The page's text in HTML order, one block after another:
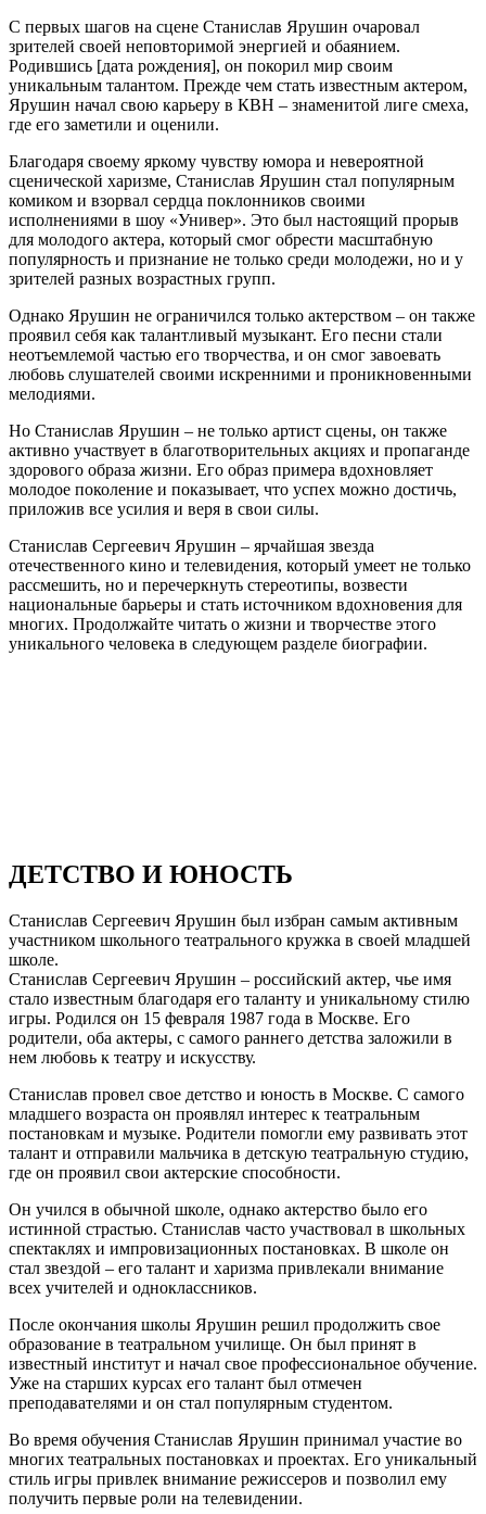
С первых шагов на сцене Станислав Ярушин очаровал
зрителей своей неповторимой энергией и обаянием.
Родившись [дата рождения], он покорил мир своим
уникальным талантом. Прежде чем стать известным актером,
Ярушин начал свою карьеру в КВН – знаменитой лиге смеха,
где его заметили и оценили.
Благодаря своему яркому чувству юмора и невероятной
сценической харизме, Станислав Ярушин стал популярным
комиком и взорвал сердца поклонников своими
исполнениями в шоу «Универ». Это был настоящий прорыв
для молодого актера, который смог обрести масштабную
популярность и признание не только среди молодежи, но и у
зрителей разных возрастных групп.
Однако Ярушин не ограничился только актерством – он также
проявил себя как талантливый музыкант. Его песни стали
неотъемлемой частью его творчества, и он смог завоевать
любовь слушателей своими искренними и проникновенными
мелодиями.
Но Станислав Ярушин – не только артист сцены, он также
активно участвует в благотворительных акциях и пропаганде
здорового образа жизни. Его образ примера вдохновляет
молодое поколение и показывает, что успех можно достичь,
приложив все усилия и веря в свои силы.
Станислав Сергеевич Ярушин – ярчайшая звезда
отечественного кино и телевидения, который умеет не только
рассмешить, но и перечеркнуть стереотипы, возвести
национальные барьеры и стать источником вдохновения для
многих. Продолжайте читать о жизни и творчестве этого
уникального человека в следующем разделе биографии.
ДЕТСТВО И ЮНОСТЬ
Станислав Сергеевич Ярушин был избран самым активным
участником школьного театрального кружка в своей младшей
школе.
Станислав Сергеевич Ярушин – российский актер, чье имя
стало известным благодаря его таланту и уникальному стилю
игры. Родился он 15 февраля 1987 года в Москве. Его
родители, оба актеры, с самого раннего детства заложили в
нем любовь к театру и искусству.
Станислав провел свое детство и юность в Москве. С самого
младшего возраста он проявлял интерес к театральным
постановкам и музыке. Родители помогли ему развивать этот
талант и отправили мальчика в детскую театральную студию,
где он проявил свои актерские способности.
Он учился в обычной школе, однако актерство было его
истинной страстью. Станислав часто участвовал в школьных
спектаклях и импровизационных постановках. В школе он
стал звездой – его талант и харизма привлекали внимание
всех учителей и одноклассников.
После окончания школы Ярушин решил продолжить свое
образование в театральном училище. Он был принят в
известный институт и начал свое профессиональное обучение.
Уже на старших курсах его талант был отмечен
преподавателями и он стал популярным студентом.
Во время обучения Станислав Ярушин принимал участие во
многих театральных постановках и проектах. Его уникальный
стиль игры привлек внимание режиссеров и позволил ему
получить первые роли на телевидении.